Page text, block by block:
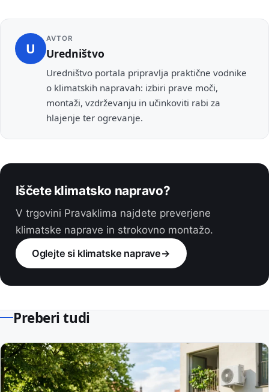
U
AVTOR
Uredništvo
Uredništvo portala pripravlja praktične vodnike
o klimatskih napravah: izbiri prave moči,
montaži, vzdrževanju in učinkoviti rabi za
hlajenje ter ogrevanje.
Iščete klimatsko napravo?
V trgovini Pravaklima najdete preverjene
klimatske naprave in strokovno montažo.
Oglejte si klimatske naprave→
Preberi tudi